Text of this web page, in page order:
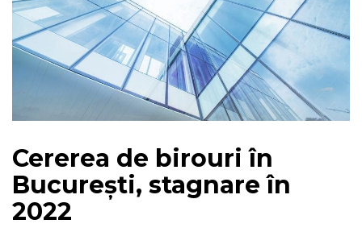
Cererea de birouri în
București, stagnare în
2022